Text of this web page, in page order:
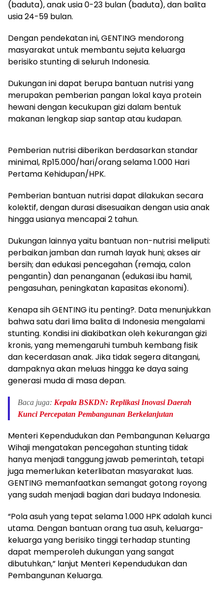
(baduta), anak usia 0-23 bulan (baduta), dan balita
usia 24-59 bulan.
Dengan pendekatan ini, GENTING mendorong
masyarakat untuk membantu sejuta keluarga
berisiko stunting di seluruh Indonesia.
Dukungan ini dapat berupa bantuan nutrisi yang
merupakan pemberian pangan lokal kaya protein
hewani dengan kecukupan gizi dalam bentuk
makanan lengkap siap santap atau kudapan.
Pemberian nutrisi diberikan berdasarkan standar
minimal, Rp15.000/hari/orang selama 1.000 Hari
Pertama Kehidupan/HPK.
Pemberian bantuan nutrisi dapat dilakukan secara
kolektif, dengan durasi disesuaikan dengan usia anak
hingga usianya mencapai 2 tahun.
Dukungan lainnya yaitu bantuan non-nutrisi meliputi:
perbaikan jamban dan rumah layak huni; akses air
bersih; dan edukasi pencegahan (remaja, calon
pengantin) dan penanganan (edukasi ibu hamil,
pengasuhan, peningkatan kapasitas ekonomi).
Kenapa sih GENTING itu penting?. Data menunjukkan
bahwa satu dari lima balita di Indonesia mengalami
stunting. Kondisi ini diakibatkan oleh kekurangan gizi
kronis, yang memengaruhi tumbuh kembang fisik
dan kecerdasan anak. Jika tidak segera ditangani,
dampaknya akan meluas hingga ke daya saing
generasi muda di masa depan.
Baca juga: Kepala BSKDN: Replikasi Inovasi Daerah
Kunci Percepatan Pembangunan Berkelanjutan
Menteri Kependudukan dan Pembangunan Keluarga
Wihaji mengatakan pencegahan stunting tidak
hanya menjadi tanggung jawab pemerintah, tetapi
juga memerlukan keterlibatan masyarakat luas.
GENTING memanfaatkan semangat gotong royong
yang sudah menjadi bagian dari budaya Indonesia.
“Pola asuh yang tepat selama 1.000 HPK adalah kunci
utama. Dengan bantuan orang tua asuh, keluarga-
keluarga yang berisiko tinggi terhadap stunting
dapat memperoleh dukungan yang sangat
dibutuhkan,” lanjut Menteri Kependudukan dan
Pembangunan Keluarga.